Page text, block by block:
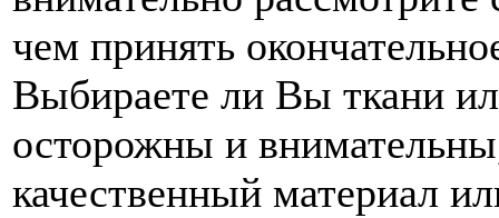
чем принять
Выбираете ли Вы ткани
осторожны и
качественный материал